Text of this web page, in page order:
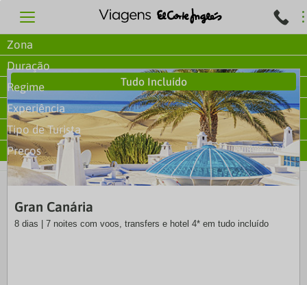
Zona
Duração
Regime
Experiência
Tipo de Turista
Preços
Tudo Incluído
Gran Canária
8 dias | 7 noites com voos, transfers e hotel 4* em tudo incluído